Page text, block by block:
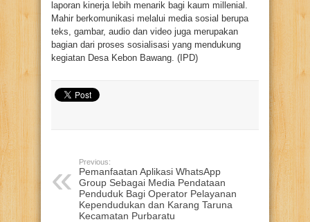
laporan kinerja lebih menarik bagi kaum millenial.
Mahir berkomunikasi melalui media sosial berupa
teks, gambar, audio dan video juga merupakan
bagian dari proses sosialisasi yang mendukung
kegiatan Desa Kebon Bawang. (IPD)
Previous:
Pemanfaatan Aplikasi WhatsApp
Group Sebagai Media Pendataan
Penduduk Bagi Operator Pelayanan
Kependudukan dan Karang Taruna
Kecamatan Purbaratu